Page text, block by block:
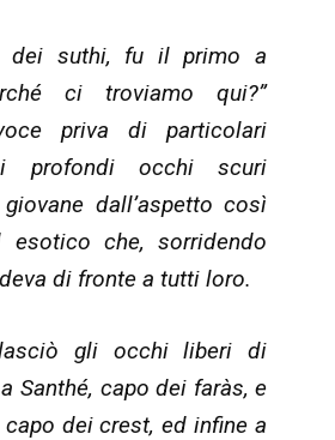
dei suthi, fu il primo a
ci troviamo qui?”
priva di particolari
profondi occhi scuri
dall’aspetto così
esotico che, sorridendo
di fronte a tutti loro.
gli occhi liberi di
Santhé, capo dei faràs, e
dei crest, ed infine a